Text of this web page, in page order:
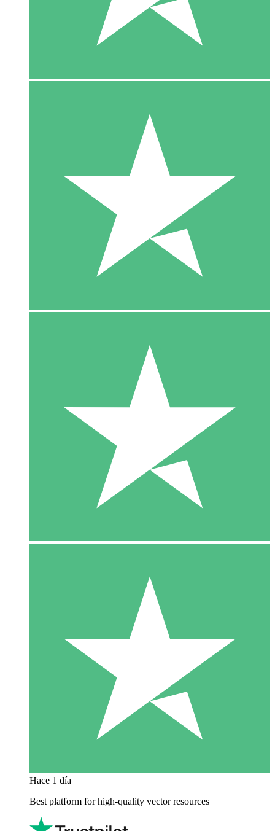
Hace 1 día
Best platform for high-quality vector resources